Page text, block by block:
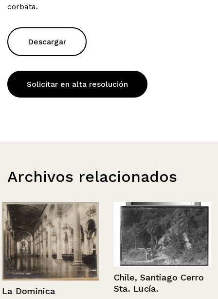
corbata.
Descargar
Solicitar en alta resolución
Archivos relacionados
La Dominica
Chile, Santiago Cerro
Sta. Lucía.